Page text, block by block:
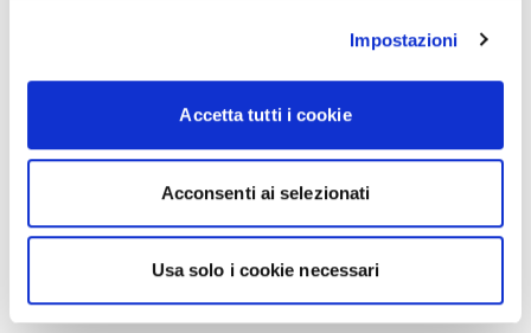
Impostazioni
Accetta tutti i cookie
Acconsenti ai selezionati
Usa solo i cookie necessari